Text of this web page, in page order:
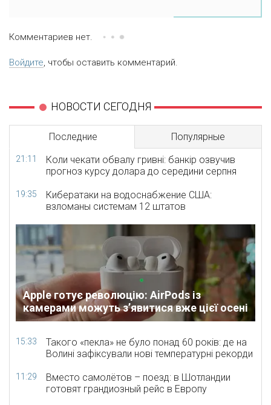
Комментариев нет.
Войдите, чтобы оставить комментарий.
НОВОСТИ СЕГОДНЯ
Последние Популярные
21:11
Коли чекати обвалу гривні: банкір озвучив
прогноз курсу долара до середини серпня
19:35
Кибератаки на водоснабжение США:
взломаны системам 12 штатов
Apple готує революцію: AirPods із
камерами можуть з’явитися вже цієї осені
15:33
Такого «пекла» не було понад 60 років: де на
Волині зафіксували нові температурні рекорди
11:29
Вместо самолётов – поезд: в Шотландии
готовят грандиозный рейс в Европу